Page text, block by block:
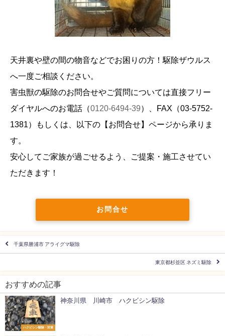
天井裏や壁の間の物音などでお困りの方！駆除ザウルス
へ一度ご相談ください。
害虫獣の駆除のお問合せやご質問については直接フリー
ダイヤルへのお電話（0120-6494-39）、FAX（03-5752-
1381 ）もしくは、以下の【お問合せ】ページから承りま
す。
安心してご家族が過ごせるよう、ご提案・施工させてい
ただきます！
お問合せ
千葉県勝浦市 アライグマ駆除
東京都杉並区 ネズミ駆除
おすすめの記事
ハクビシン駆除・対策
神奈川県 川崎市 ハクビシン駆除